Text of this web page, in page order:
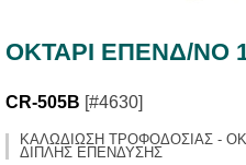
ΟΚΤΑΡΙ ΕΠΕΝΔ/ΝΟ
CR-505B [#4630]
ΚΑΛΩΔΙΩΣΗ ΤΡΟΦΟΔΟΣΙΑΣ -
ΔΙΠΛΗΣ ΕΠΕΝΔΥΣΗΣ